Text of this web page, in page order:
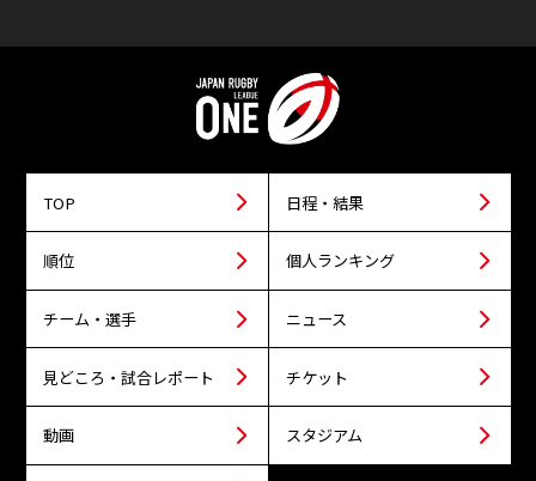
TOP 日程・結果
順位 個人ランキング
チーム・選手 ニュース
見どころ・試合レポート チケット
動画 スタジアム